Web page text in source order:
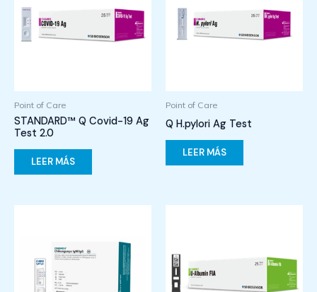
Point of Care
STANDARD™ Q Covid-19 Ag
Test 2.0
LEER MÁS
Point of Care
Q H.pylori Ag Test
LEER MÁS